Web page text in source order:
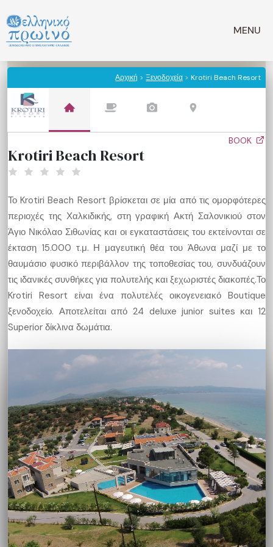
σε
περιεχόμενο
MENU
Αρχική > Ξενοδοχεία > Krotiri Beach Resort
BOOK
Krotiri Beach Resort
Το Krotiri Beach Resort βρίσκεται σε μία από τις ομορφότερες
περιοχές της Χαλκιδικής, στη γραφική Ακτή Σαλονικιού στον
Άγιο Νικόλαο Σιθωνίας και οι εγκαταστάσεις του εκτείνονται σε
έκταση 15.000 τ.μ. Η μαγευτική θέα του Άθωνα μαζί με το
θαυμάσιο φυσικό περιβάλλον της τοποθεσίας του, συνδυάζουν
τις ιδανικές συνθήκες για πολυτελής και ξεχωριστές διακοπές.Το
Krotiri Resort είναι ένα πολυτελές οικογενειακό Boutique
ξενοδοχείο. Αποτελείται από 24 deluxe junior suites και 12
Superior δίκλινα δωμάτια.